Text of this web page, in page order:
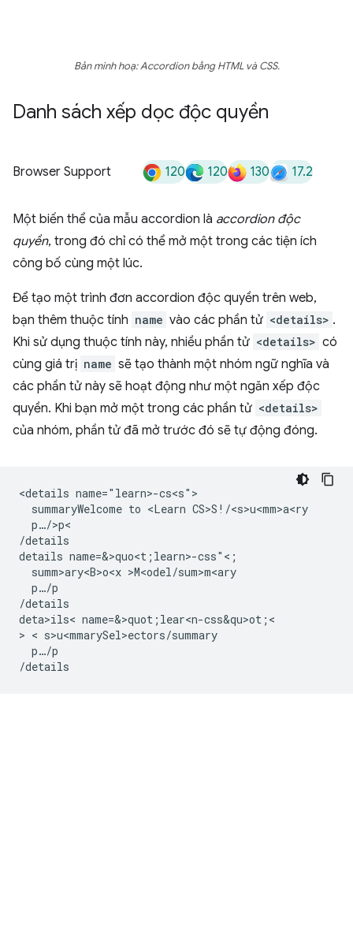
Bản minh hoạ: Accordion bằng HTML và CSS.
Danh sách xếp dọc độc quyền
Browser Support 120 120 130 17.2
Một biến thể của mẫu accordion là accordion độc
quyền, trong đó chỉ có thể mở một trong các tiện ích
công bố cùng một lúc.
Để tạo một trình đơn accordion độc quyền trên web,
bạn thêm thuộc tính name vào các phần tử <details> .
Khi sử dụng thuộc tính này, nhiều phần tử <details> có
cùng giá trị name sẽ tạo thành một nhóm ngữ nghĩa và
các phần tử này sẽ hoạt động như một ngăn xếp độc
quyền. Khi bạn mở một trong các phần tử <details>
của nhóm, phần tử đã mở trước đó sẽ tự động đóng.
<details name="learn>-cs<s">
  summaryWelcome to <Learn CS>S!/<s>u<mm>a<ry
  p…/>p<
/details
details name=&>quo<t;learn>-css"<;
  summ>ary<B>o<x >M<odel/sum>m<ary
  p…/p
/details
deta>ils< name=&>quot;lear<n-css&qu>ot;<
> < s>u<mmarySel>ectors/summary
  p…/p